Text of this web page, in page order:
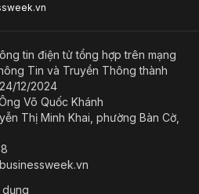
tin điện tử tổng hợp trên mạng
Tin và Truyền Thông thành
12/2024
Võ Quốc Khánh
Thị Minh Khai, phường Bàn Cờ,